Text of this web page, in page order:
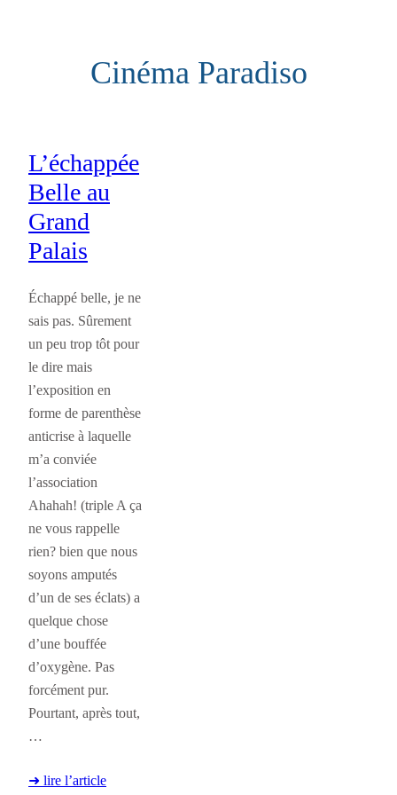
Cinéma Paradiso
L’échappée
Belle au
Grand
Palais
Échappé belle, je ne
sais pas. Sûrement
un peu trop tôt pour
le dire mais
l’exposition en
forme de parenthèse
anticrise à laquelle
m’a conviée
l’association
Ahahah! (triple A ça
ne vous rappelle
rien? bien que nous
soyons amputés
d’un de ses éclats) a
quelque chose
d’une bouffée
d’oxygène. Pas
forcément pur.
Pourtant, après tout,
…
➜ lire l’article